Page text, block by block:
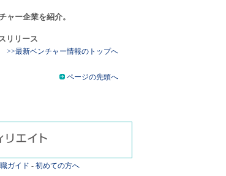
ャー企業を紹介。
リリース
>>最新ベンチャー情報のトップへ
ページの先頭へ
ガイド - 初めての方へ